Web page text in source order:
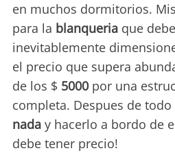
en muchos dormitorios.
para la blanqueria que
inevitablemente
el precio que supera
de los $ 5000 por una
completa. Despues de todo
nada y hacerlo a bordo de
debe tener precio!